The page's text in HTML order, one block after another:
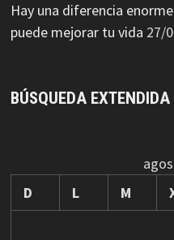
Hay una diferencia
puede mejorar tu vida 27/
BÚSQUEDA EXTENDIDA
D
L M